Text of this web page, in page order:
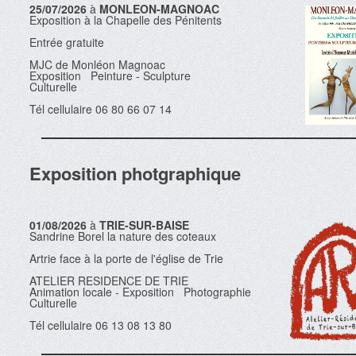
25/07/2026 àMONLEON-MAGNOAC
Exposition à la Chapelle des Pénitents
Entrée gratuite
MJC de Monléon Magnoac
Exposition Peinture - Sculpture
Culturelle
Tél cellulaire 06 80 66 07 14
Exposition photgraphique
01/08/2026 àTRIE-SUR-BAISE
Sandrine Borel la nature des coteaux
Artrie face à la porte de l'église de Trie
ATELIER RESIDENCE DE TRIE
Animation locale - Exposition Photographie
Culturelle
Tél cellulaire 06 13 08 13 80